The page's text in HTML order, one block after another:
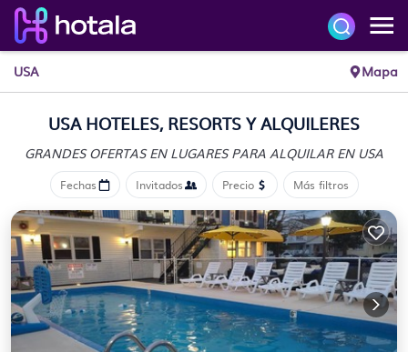
USA Mapa
USA HOTELES, RESORTS Y ALQUILERES
GRANDES OFERTAS EN LUGARESPARA ALQUILAR EN USA
Fechas Invitados Precio Más filtros